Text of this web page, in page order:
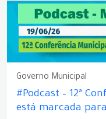
Governo Municipal
#Podcast – 12ª
está marcada